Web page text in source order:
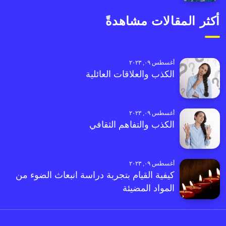
أكثر المقالات مشاهدةً
أغسطس ٠٩, ٢٠٢٣
الكذب والعلاقات العائلية
أغسطس ٠٩, ٢٠٢٣
الكذب والتفاهم الثقافي
أغسطس ٠٩, ٢٠٢٣
كيفية القيام بتجربة دراسة انبعاث الضوء من
المواد المضيئة